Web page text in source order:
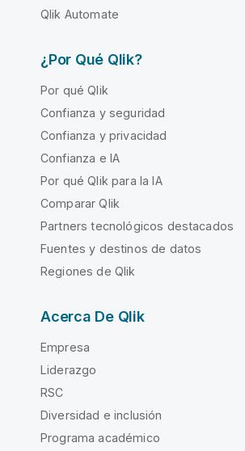
Qlik Automate
¿Por Qué Qlik?
Por qué Qlik
Confianza y seguridad
Confianza y privacidad
Confianza e IA
Por qué Qlik para la IA
Comparar Qlik
Partners tecnológicos destacados
Fuentes y destinos de datos
Regiones de Qlik
Acerca De Qlik
Empresa
Liderazgo
RSC
Diversidad e inclusión
Programa académico